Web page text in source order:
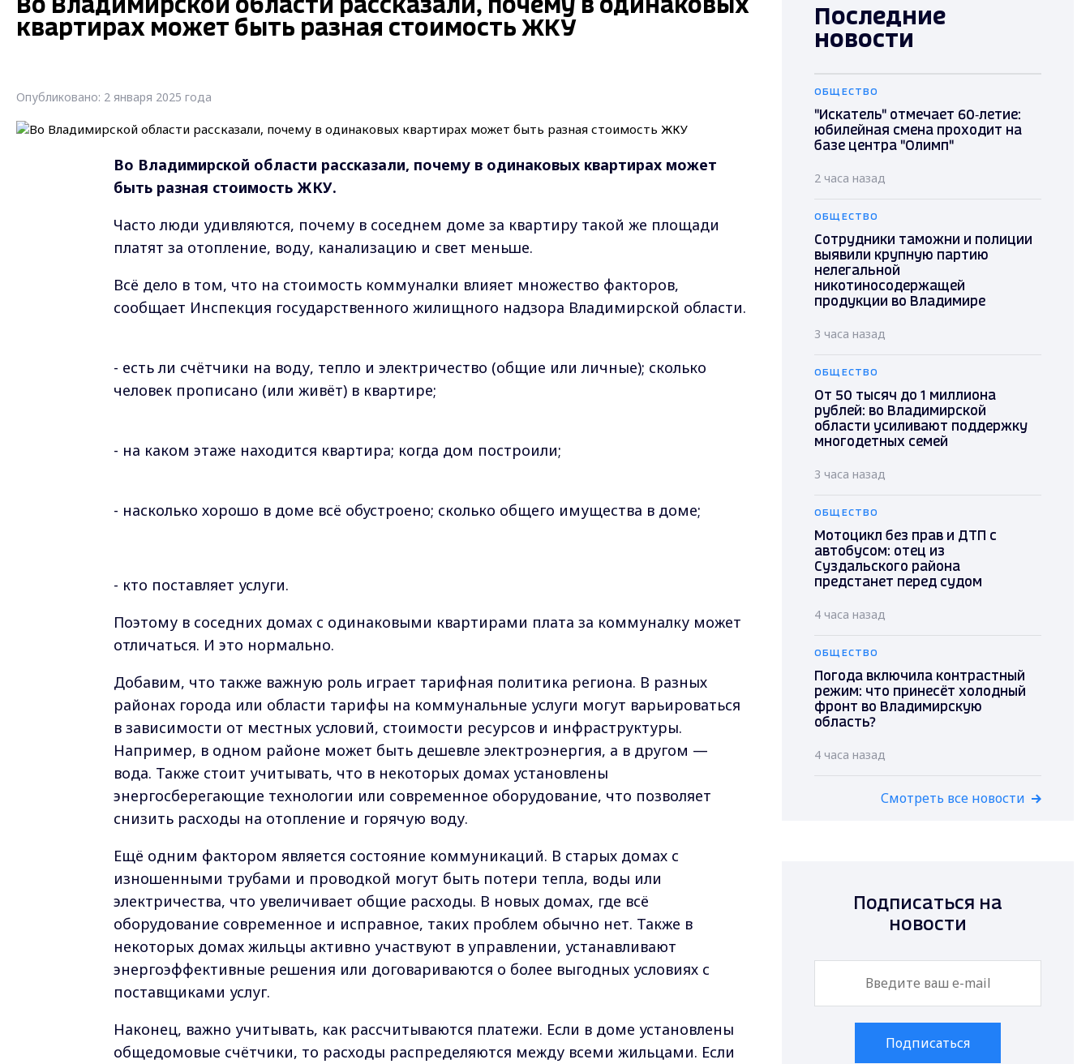
Во Владимирской области рассказали, почему в одинаковых
квартирах может быть разная стоимость ЖКУ
Опубликовано: 2 января 2025 года
Во Владимирской области рассказали, почему в одинаковых квартирах может
быть разная стоимость ЖКУ.
Часто люди удивляются, почему в соседнем доме за квартиру такой же площади
платят за отопление, воду, канализацию и свет меньше.
Всё дело в том, что на стоимость коммуналки влияет множество факторов,
сообщает Инспекция государственного жилищного надзора Владимирской области.
- есть ли счётчики на воду, тепло и электричество (общие или личные); сколько
человек прописано (или живёт) в квартире;
- на каком этаже находится квартира; когда дом построили;
- насколько хорошо в доме всё обустроено; сколько общего имущества в доме;
- кто поставляет услуги.
Поэтому в соседних домах с одинаковыми квартирами плата за коммуналку может
отличаться. И это нормально.
Добавим, что также важную роль играет тарифная политика региона. В разных
районах города или области тарифы на коммунальные услуги могут варьироваться
в зависимости от местных условий, стоимости ресурсов и инфраструктуры.
Например, в одном районе может быть дешевле электроэнергия, а в другом —
вода. Также стоит учитывать, что в некоторых домах установлены
энергосберегающие технологии или современное оборудование, что позволяет
снизить расходы на отопление и горячую воду.
Ещё одним фактором является состояние коммуникаций. В старых домах с
изношенными трубами и проводкой могут быть потери тепла, воды или
электричества, что увеличивает общие расходы. В новых домах, где всё
оборудование современное и исправное, таких проблем обычно нет. Также в
некоторых домах жильцы активно участвуют в управлении, устанавливают
энергоэффективные решения или договариваются о более выгодных условиях с
поставщиками услуг.
Наконец, важно учитывать, как рассчитываются платежи. Если в доме установлены
общедомовые счётчики, то расходы распределяются между всеми жильцами. Если
Последние
новости
ОБЩЕСТВО
"Искатель" отмечает 60‑летие:
юбилейная смена проходит на
базе центра "Олимп"
2 часа назад
ОБЩЕСТВО
Сотрудники таможни и полиции
выявили крупную партию
нелегальной
никотиносодержащей
продукции во Владимире
3 часа назад
ОБЩЕСТВО
От 50 тысяч до 1 миллиона
рублей: во Владимирской
области усиливают поддержку
многодетных семей
3 часа назад
ОБЩЕСТВО
Мотоцикл без прав и ДТП с
автобусом: отец из
Суздальского района
предстанет перед судом
4 часа назад
ОБЩЕСТВО
Погода включила контрастный
режим: что принесёт холодный
фронт во Владимирскую
область?
4 часа назад
Смотреть все новости
Подписаться на
новости
Подписаться